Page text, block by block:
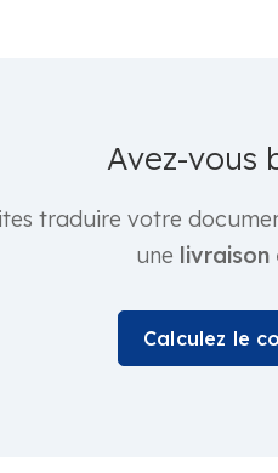
Avez-vous
traduire votre
une livraison
Calculez le